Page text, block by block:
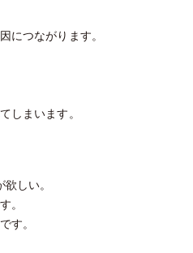
につながります。
しまいます。
しい。
。
す。